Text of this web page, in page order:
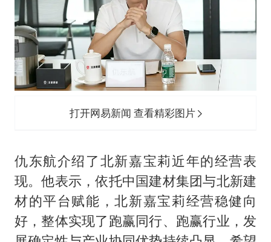
打开网易新闻 查看精彩图片
仇东航介绍了北新嘉宝莉近年的经营表
现。他表示，依托中国建材集团与北新建
材的平台赋能，北新嘉宝莉经营稳健向
好，整体实现了跑赢同行、跑赢行业，发